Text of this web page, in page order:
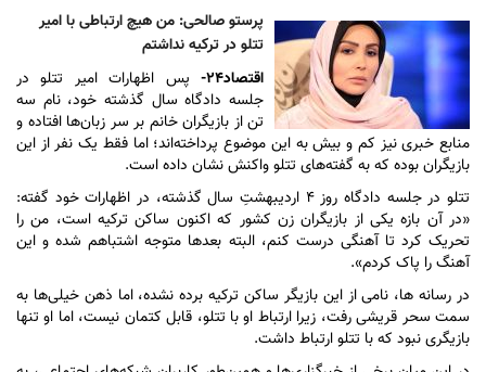
پرستو
صالحی
درباره
شایعه
ارتباط
با
امیر
تتلو
پرستو صالحی: من هیچ ارتباطی با امیر
تتلو در ترکیه نداشتم
اقتصاد۲۴-
پس اظهارات امیر تتلو در
جلسه دادگاه سال گذشته خود، نام سه
تن از بازیگران خانم بر سر زبان‌ها افتاده و
منابع خبری نیز کم و بیش به این موضوع پرداخته‌اند؛ اما فقط یک نفر از این
بازیگران بوده که به گفته‌های تتلو واکنش نشان داده است.
تتلو در جلسه دادگاه روز ۴ اردیبهشتِ سال گذشته، در اظهارات خود گفته:
«در آن بازه یکی از بازیگران زن کشور که اکنون ساکن ترکیه است، من را
تحریک کرد تا آهنگی درست کنم، البته بعد‌ها متوجه اشتباهم شده و این
آهنگ را پاک کردم».
در رسانه ها، نامی از این بازیگر ساکن ترکیه برده نشده، اما ذهن خیلی‌ها به
سمت سحر قریشی رفت، زیرا ارتباط او با تتلو، قابل کتمان نیست، اما او تنها
بازیگری نبود که با تتلو ارتباط داشت.